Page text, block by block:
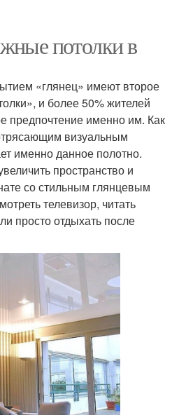
потолки в
«глянец» имеют второе
и более 50% жителей
предпочтение именно им. Как
визуальным
именно данное полотно.
пространство и
со стильным глянцевым
телевизор, читать
просто отдыхать после